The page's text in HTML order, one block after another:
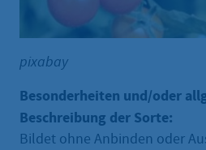
pixabay
Besonderheiten und/oder
Beschreibung der Sorte:
Bildet ohne Anbinden oder